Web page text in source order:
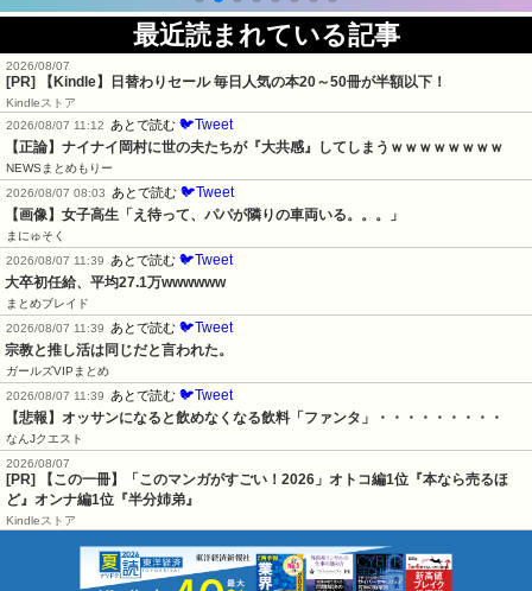
最近読まれている記事
2026/08/07
[PR] 【Kindle】日替わりセール 毎日人気の本20～50冊が半額以下！
Kindleストア
2026/08/07 11:12
あとで読む 🐦Tweet
【正論】ナイナイ岡村に世の夫たちが『大共感』してしまうｗｗｗｗｗｗｗｗ
NEWSまとめもりー
2026/08/07 08:03
あとで読む 🐦Tweet
【画像】女子高生「え待って、パパが隣りの車両いる。。。」
まにゅそく
2026/08/07 11:39
あとで読む 🐦Tweet
大卒初任給、平均27.1万wwwwww
まとめブレイド
2026/08/07 11:39
あとで読む 🐦Tweet
宗教と推し活は同じだと言われた。
ガールズVIPまとめ
2026/08/07 11:39
あとで読む 🐦Tweet
【悲報】オッサンになると飲めなくなる飲料「ファンタ」・・・・・・・・・
なんJクエスト
2026/08/07
[PR] 【この一冊】「このマンガがすごい！2026」オトコ編1位『本なら売るほ
ど』オンナ編1位『半分姉弟』
Kindleストア